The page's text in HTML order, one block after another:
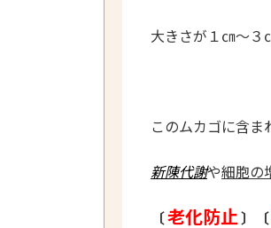
大きさが１㎝～３
このムカゴに含ま
新陳代謝や細胞の
〔老化防止 〕〔